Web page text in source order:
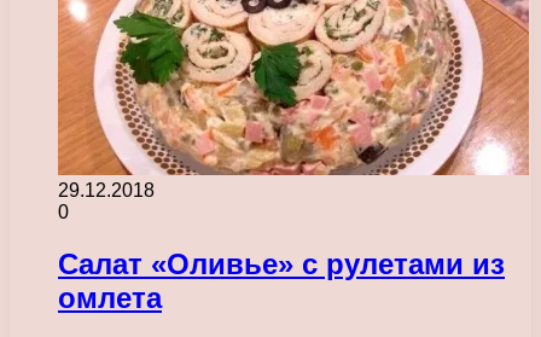
29.12.2018
0
Салат «Оливье» с рулетами из
омлета